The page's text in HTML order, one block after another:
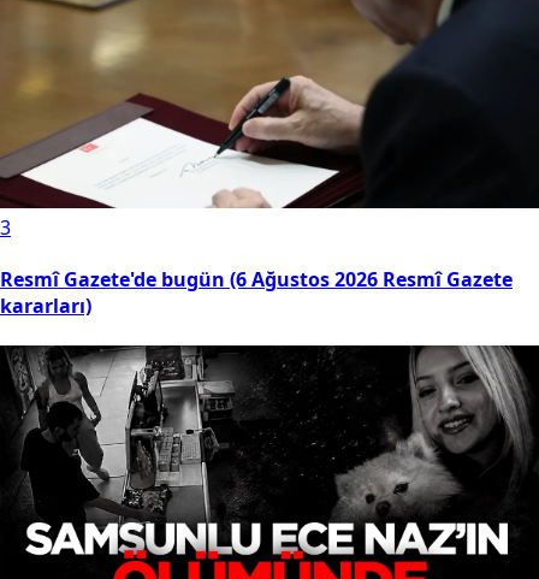
3
Resmî Gazete'de bugün (6 Ağustos 2026 Resmî Gazete
kararları)